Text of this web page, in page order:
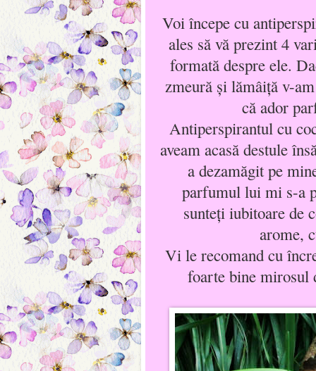
Voi începe cu
ales să vă prezint 4
formată despre ele.
zmeură și lămâiță v-
că ador
Antiperspirantul cu
aveam acasă destule
a dezamăgit pe
parfumul lui mi s-a
sunteţi iubitoare de
arome,
Vi le recomand cu
foarte bine mirosul